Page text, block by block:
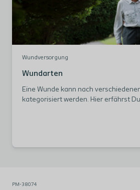
Wundversorgung
Wundarten
Eine Wunde kann nach
kategorisiert werden. Hier erfährst
PM-38074